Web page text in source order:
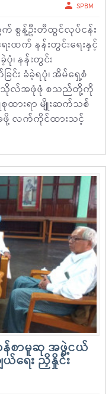
SPBM
စွန့်ဦးတီထွင်လုပ်ငန်း
းထက် နန်းတွင်းရေးနှင့်
၊ နန်းတွင်း
င်း ခံခဲ့ရပုံ၊ အိမ်ရှေ့စံ
ကုသိုလ်အဖုံဖုံ စသည်တို့ကို
ထားရာ မျိုးဆက်သစ်
အဖို့ လက်ကိုင်ထားသင့်
န်စာမူဆု အဖွဲ့ငယ်
ရေး ညှိနှိုင်း